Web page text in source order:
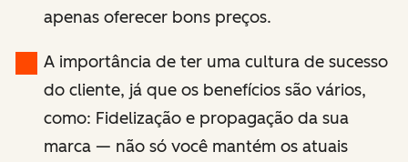
apenas oferecer bons preços.
A importância de ter uma cultura de sucesso
do cliente, já que os benefícios são vários,
como: Fidelização e propagação da sua
marca — não só você mantém os atuais